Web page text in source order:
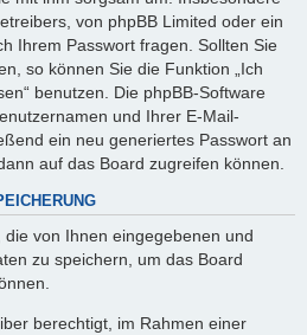
von phpBB Limited oder ein
Ihrem Passwort fragen. Sollten Sie
so können Sie die Funktion „Ich
benutzen. Die phpBB-Software
und Ihrer E-Mail-
ein neu generiertes Passwort an
auf das Board zugreifen können.
von Ihnen eingegebenen und
zu speichern, um das Board
berechtigt, im Rahmen einer